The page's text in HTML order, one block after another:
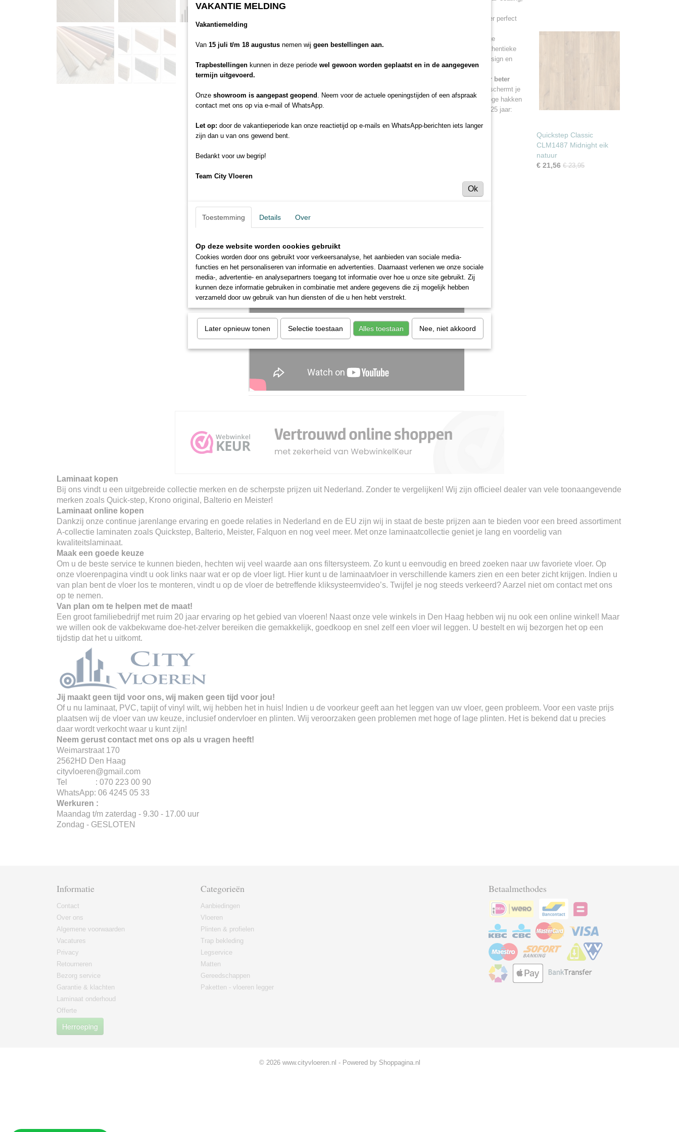
zijn de nieuwste laminaatvloeren van Quick-Step de eerste echt waterbestendig
laminaatvloeren ter wereld. Van nu af aan gaan design en duurzaamheid van je vloer perfect
Bekijk het vloeroppervlak van dichtbij en je merkt het meteen: onze waterbestendige
laminaatvloeren zijn demeest natuurlijke laminaatvloeren ooit gemaakt
. Het authentieke
karakter van de voegen is perfect in balans met het ontwerp van de vloer. Kleur, design en
structuur lopen door tot in de voeg en creëren zo het gevoel van echt hout.
Dankzij de
tot tien keer beter
dan de meeste andere laminaatvloeren. Scratch Guard beschermt je
vloer langdurig tegen slijtage door vallende voorwerpen, afdrukken van meubels, hoge hakken
enz. Bovendien krijg je op je nieuwe Quick-Step laminaatvloer een garantie tot wel 25 jaar:
Installatie video Quickstep CLM5789
Quickstep Classic
CLM1487 Midnight eik
natuur
€ 21,56 € 23,95
Laminaat kopen
Bij ons vindt u een uitgebreide collectie merken en de scherpste prijzen uit Nederland. Zonder te vergelijken! Wij zijn officieel dealer van vele toonaangevende
merken zoals Quick-step, Krono original, Balterio en Meister!
Laminaat online kopen
Dankzij onze continue jarenlange ervaring en goede relaties in Nederland en de EU zijn wij in staat de beste prijzen aan te bieden voor een breed assortiment
A-collectie laminaten zoals Quickstep, Balterio, Meister, Falquon en nog veel meer. Met onze laminaatcollectie geniet je lang en voordelig van
kwaliteitslaminaat.
Maak een goede keuze
Om u de beste service te kunnen bieden, hechten wij veel waarde aan ons filtersysteem. Zo kunt u eenvoudig en breed zoeken naar uw favoriete vloer. Op
onze vloerenpagina vindt u ook links naar wat er op de vloer ligt. Hier kunt u de laminaatvloer in verschillende kamers zien en een beter zicht krijgen. Indien u
van plan bent de vloer los te monteren, vindt u op de vloer de betreffende kliksysteemvideo’s. Twijfel je nog steeds verkeerd? Aarzel niet om contact met ons
op te nemen.
Van plan om te helpen met de maat!
Een groot familiebedrijf met ruim 20 jaar ervaring op het gebied van vloeren! Naast onze vele winkels in Den Haag hebben wij nu ook een online winkel! Maar
we willen ook de vakbekwame doe-het-zelver bereiken die gemakkelijk, goedkoop en snel zelf een vloer wil leggen. U bestelt en wij bezorgen het op een
tijdstip dat het u uitkomt.
Jij maakt geen tijd voor ons, wij maken geen tijd voor jou!
Of u nu laminaat, PVC, tapijt of vinyl wilt, wij hebben het in huis! Indien u de voorkeur geeft aan het leggen van uw vloer, geen probleem. Voor een vaste prijs
plaatsen wij de vloer van uw keuze, inclusief ondervloer en plinten. Wij veroorzaken geen problemen met hoge of lage plinten. Het is bekend dat u precies
daar wordt verkocht waar u kunt zijn!
Neem gerust contact met ons op als u vragen heeft!
Weimarstraat 170
2562HD Den Haag
cityvloeren@gmail.com
Tel : 070 223 00 90
WhatsApp: 06 4245 05 33
Werkuren :
Maandag t/m zaterdag - 9.30 - 17.00 uur
Zondag - GESLOTEN
Informatie
Contact
Over ons
Algemene voorwaarden
Vacatures
Privacy
Retourneren
Bezorg service
Garantie & klachten
Laminaat onderhoud
Offerte
Herroeping
Categorieën
Aanbiedingen
Vloeren
Plinten & profielen
Trap bekleding
Legservice
Matten
Gereedschappen
Paketten - vloeren legger
Betaalmethodes
© 2026 www.cityvloeren.nl - Powered by Shoppagina.nl
VAKANTIE MELDING
Vakantiemelding
Van 15 juli t/m 18 augustus nemen wij geen bestellingen aan.
Trapbestellingen kunnen in deze periode wel gewoon worden geplaatst en in de aangegeven
termijn uitgevoerd.
Onze showroom is aangepast geopend . Neem voor de actuele openingstijden of een afspraak
contact met ons op via e-mail of WhatsApp.
Let op: door de vakantieperiode kan onze reactietijd op e-mails en WhatsApp-berichten iets langer
zijn dan u van ons gewend bent.
Bedankt voor uw begrip!
Team City Vloeren
Ok
Toestemming Details Over
Op deze website worden cookies gebruikt
Cookies worden door ons gebruikt voor verkeersanalyse, het aanbieden van sociale media-
functies en het personaliseren van informatie en advertenties. Daarnaast verlenen we onze sociale
media-, advertentie- en analysepartners toegang tot informatie over hoe u onze site gebruikt. Zij
kunnen deze informatie gebruiken in combinatie met andere gegevens die zij mogelijk hebben
verzameld door uw gebruik van hun diensten of die u hen hebt verstrekt.
Later opnieuw tonen Selectie toestaan Alles toestaan Nee, niet akkoord